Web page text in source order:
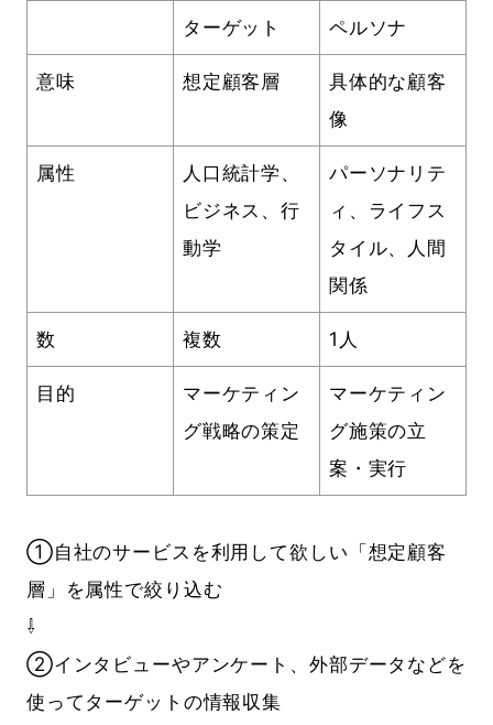
ターゲット ペルソナ
意味 想定顧客層
具体的な顧客
像
属性
人口統計学、
ビジネス、行
動学
パーソナリテ
ィ、ライフス
タイル、人間
関係
数 複数 1人
目的
マーケティン
グ戦略の策定
マーケティン
グ施策の立
案・実行
①自社のサービスを利用して欲しい「想定顧客
層」を属性で絞り込む
⇩
②インタビューやアンケート、外部データなどを
使ってターゲットの情報収集